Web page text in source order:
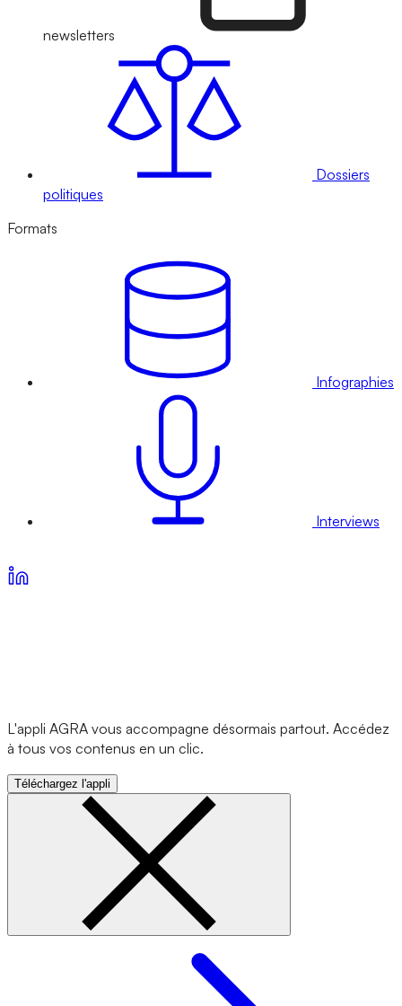
newsletters
Dossiers
politiques
Formats
Infographies
Interviews
L'appli AGRA vous accompagne désormais partout. Accédez
à tous vos contenus en un clic.
Téléchargez l'appli